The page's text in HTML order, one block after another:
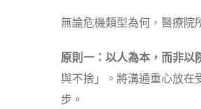
無論危機類型為何，醫療院
原則一：以人為本，而非以
與不捨」。將溝通重心放在
步。